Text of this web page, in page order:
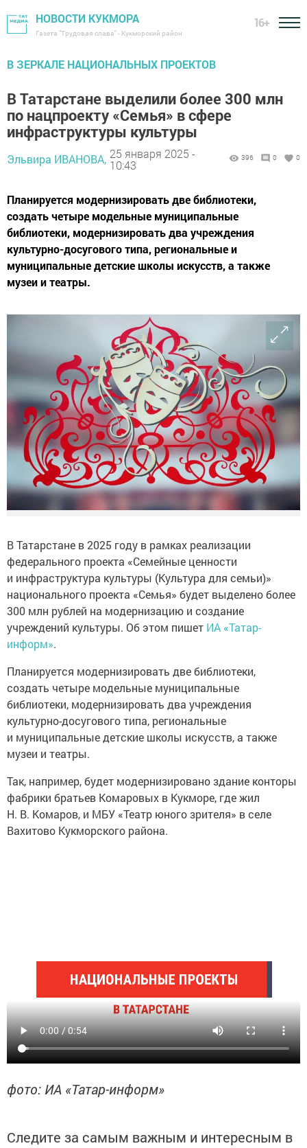
НОВОСТИ КУКМОРА
Газета "Трудовая слава" - Кукморский район
16+
В ЗЕРКАЛЕ НАЦИОНАЛЬНЫХ ПРОЕКТОВ
В Татарстане выделили более 300 млн
по нацпроекту «Семья» в сфере
инфраструктуры культуры
Эльвира ИВАНОВА, 25 января 2025 -
10:43
396 0 0
Планируется модернизировать две библиотеки,
создать четыре модельные муниципальные
библиотеки, модернизировать два учреждения
культурно-досугового типа, региональные и
муниципальные детские школы искусств, а также
музеи и театры.
В Татарстане в 2025 году в рамках реализации
федерального проекта «Семейные ценности
и инфраструктура культуры (Культура для семьи)»
национального проекта «Семья» будет выделено более
300 млн рублей на модернизацию и создание
учреждений культуры. Об этом пишет ИА «Татар-
информ».
Планируется модернизировать две библиотеки,
создать четыре модельные муниципальные
библиотеки, модернизировать два учреждения
культурно-досугового типа, региональные
и муниципальные детские школы искусств, а также
музеи и театры.
Так, например, будет модернизировано здание конторы
фабрики братьев Комаровых в Кукморе, где жил
Н. В. Комаров, и МБУ «Театр юного зрителя» в селе
Вахитово Кукморского района.
фото: ИА «Татар-информ»
Следите за самым важным и интересным в